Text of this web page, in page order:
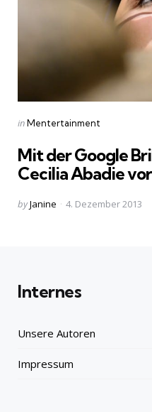
Categories
Posted
inMentertainment
Mit der Google
Cecilia Abadie
Posted
byJanine 4. Dezember 2013
Internes
Unsere Autoren
Impressum